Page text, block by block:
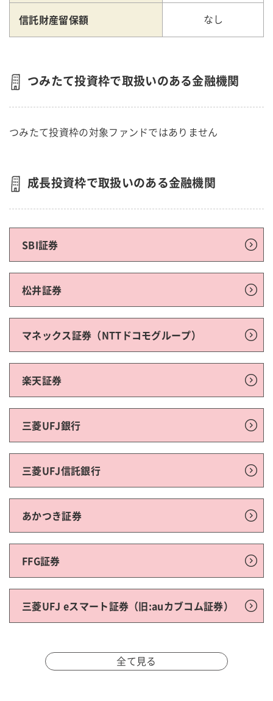
信託財産留保額 なし
つみたて投資枠で取扱いのある金融機関
つみたて投資枠の対象ファンドではありません
成長投資枠で取扱いのある金融機関
SBI証券
松井証券
マネックス証券（NTTドコモグループ）
楽天証券
三菱UFJ銀行
三菱UFJ信託銀行
あかつき証券
FFG証券
三菱UFJ eスマート証券（旧:auカブコム証券）
全て見る